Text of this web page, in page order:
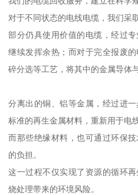
对于不同状态的电线电缆，我们采
部分仍具使用价值的电缆，经过
继续发挥余热；而对于完全报废
碎分选等工艺，将其中的金属导体
分离出的铜、铝等金属，经过进
标准的再生金属材料，重新用于电
而那些绝缘材料，也可通过环保
的负担。
这一过程不仅实现了资源的循环
烧处理带来的环境风险。